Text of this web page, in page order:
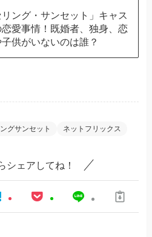
リング・サンセット」キャス
恋愛事情！既婚者、独身、恋
子供がいないのは誰？
グサンセット ネットフリックス
シェアしてね！